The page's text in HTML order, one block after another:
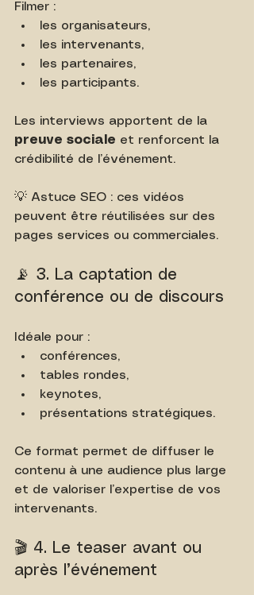
Filmer :
les organisateurs,
les intervenants,
les partenaires,
les participants.
Les interviews apportent de la
preuve sociale et renforcent la
crédibilité de l’événement.
💡 Astuce SEO : ces vidéos
peuvent être réutilisées sur des
pages services ou commerciales.
📡 3. La captation de
conférence ou de discours
Idéale pour :
conférences,
tables rondes,
keynotes,
présentations stratégiques.
Ce format permet de diffuser le
contenu à une audience plus large
et de valoriser l’expertise de vos
intervenants.
🎬 4. Le teaser avant ou
après l’événement